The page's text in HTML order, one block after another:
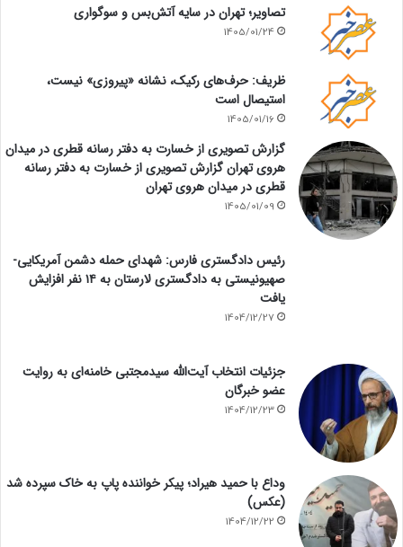
تصاویر؛ تهران در سایه آتش‌بس و سوگواری
1405/01/24
ظریف: حرف‌های رکیک، نشانه «پیروزی» نیست،
استیصال است
1405/01/16
گزارش تصویری از خسارت به دفتر رسانه قطری در میدان
هروی تهران گزارش تصویری از خسارت به دفتر رسانه
قطری در میدان هروی تهران
1405/01/09
رئیس دادگستری فارس: شهدای حمله دشمن آمریکایی-
صهیونیستی به دادگستری لارستان به ۱۴ نفر افزایش
یافت
1404/12/27
جزئیات انتخاب آیت‌الله سیدمجتبی خامنه‌ای به روایت
عضو خبرگان
1404/12/23
وداع با حمید هیراد؛ پیکر خواننده پاپ به خاک سپرده شد
(عکس)
1404/12/22